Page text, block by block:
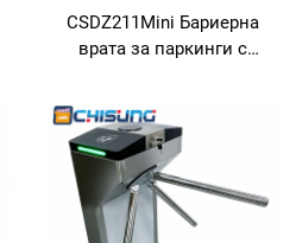
CSDZ211Mini Бариерна
врата за паркинги с
валцувана стомана, с
регулируема скорост и
висока издръжливост –
подходяща за инсталация
в ограничени
пространства на паркинги